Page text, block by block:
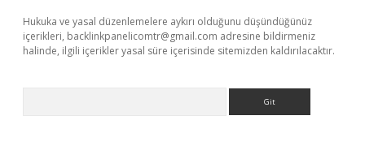
Hukuka ve yasal düzenlemelere aykırı olduğunu düşündüğünüz
içerikleri, backlinkpanelicomtr@gmail.com adresine bildirmeniz
halinde, ilgili içerikler yasal süre içerisinde sitemizden kaldırılacaktır.